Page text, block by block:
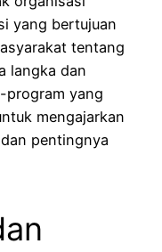
yang bertujuan
tentang
langka dan
program yang
mengajarkan
pentingnya